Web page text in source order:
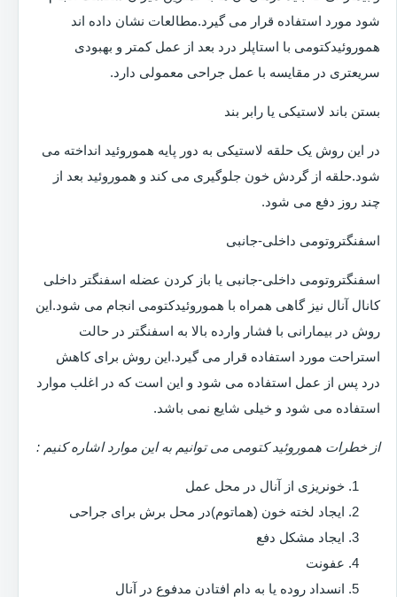
شود مورد استفاده قرار می گیرد.مطالعات نشان داده اند
هموروئیدکتومی با استاپلر درد بعد از عمل کمتر و بهبودی
سریعتری در مقایسه با عمل جراحی معمولی دارد.
بستن باند لاستیکی یا رابر بند
در این روش یک حلقه لاستیکی به دور پایه هموروئید انداخته می
شود.حلقه از گردش خون جلوگیری می کند و هموروئید بعد از
چند روز دفع می شود.
اسفنگتروتومی داخلی-جانبی
اسفنگتروتومی داخلی-جانبی یا باز کردن عضله اسفنگتر داخلی
کانال آنال نیز گاهی همراه با هموروئیدکتومی انجام می شود.این
روش در بیمارانی با فشار وارده بالا به اسفنگتر در حالت
استراحت مورد استفاده قرار می گیرد.این روش برای کاهش
درد پس از عمل استفاده می شود و این است که در اغلب موارد
استفاده می شود و خیلی شایع نمی باشد.
از خطرات هموروئید کتومی می توانیم به این موارد اشاره کنیم :
خونریزی از آنال در محل عمل
ایجاد لخته خون (هماتوم)در محل برش برای جراحی
ایجاد مشکل دفع
عفونت
انسداد روده یا به دام افتادن مدفوع در آنال